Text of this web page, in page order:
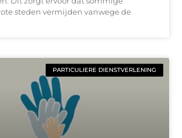
steden vermijden vanwege de
PARTICULIERE DIENSTVERLENING